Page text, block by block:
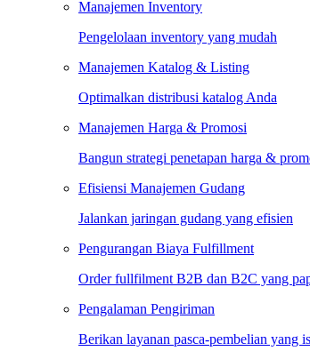
Manajemen Inventory
Pengelolaan inventory yang mudah
Manajemen Katalog & Listing
Optimalkan distribusi katalog Anda
Manajemen Harga & Promosi
Bangun strategi penetapan harga &
Efisiensi Manajemen Gudang
Jalankan jaringan gudang yang efisien
Pengurangan Biaya Fulfillment
Order fullfilment B2B dan B2C yang
Pengalaman Pengiriman
Berikan layanan pasca-pembelian yang